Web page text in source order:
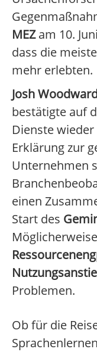
MEZam 10.
dass die
mehr erlebten.
Josh
bestätigte auf
Dienste
Erklärung zur
Unternehmen
einen
Start des
Problemen.
Ob für die